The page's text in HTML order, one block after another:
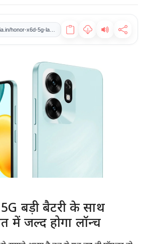
बड़ी बैटरी के साथ
में जल्द होगा लॉन्च